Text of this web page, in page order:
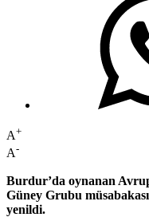
A+
A-
Burdur’da oynanan
Güney Grubu
yenildi.